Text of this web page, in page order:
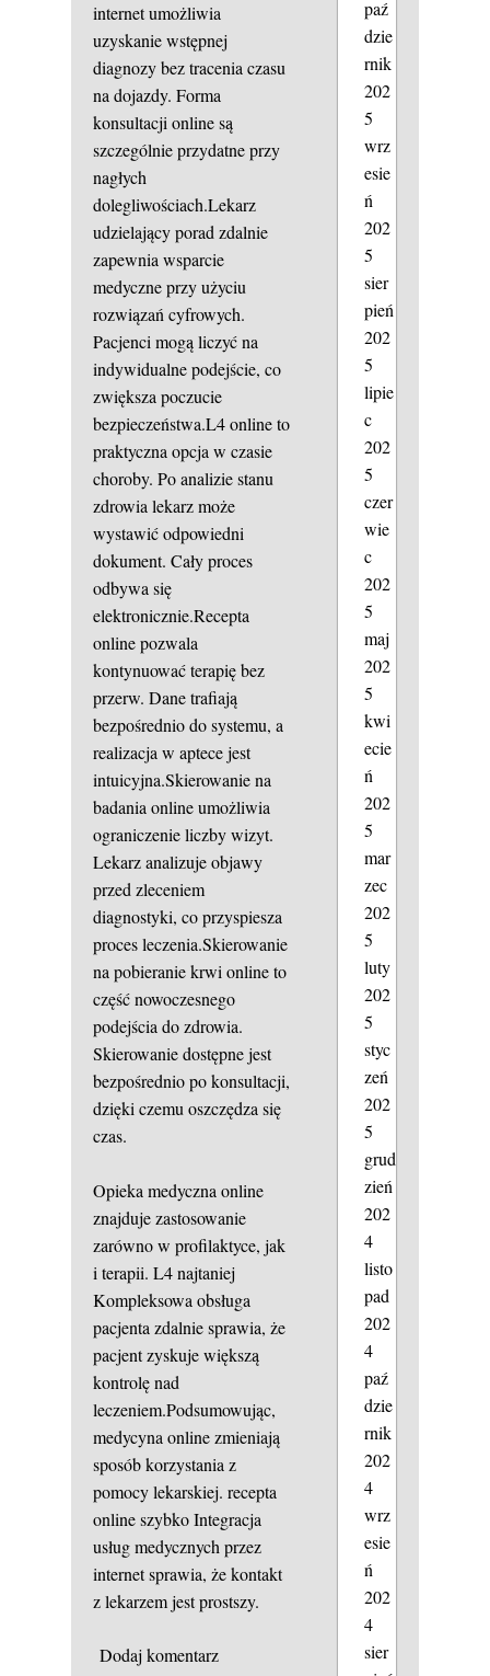
internet umożliwia
uzyskanie wstępnej
diagnozy bez tracenia czasu
na dojazdy. Forma
konsultacji online są
szczególnie przydatne przy
nagłych
dolegliwościach.Lekarz
udzielający porad zdalnie
zapewnia wsparcie
medyczne przy użyciu
rozwiązań cyfrowych.
Pacjenci mogą liczyć na
indywidualne podejście, co
zwiększa poczucie
bezpieczeństwa.L4 online to
praktyczna opcja w czasie
choroby. Po analizie stanu
zdrowia lekarz może
wystawić odpowiedni
dokument. Cały proces
odbywa się
elektronicznie.Recepta
online pozwala
kontynuować terapię bez
przerw. Dane trafiają
bezpośrednio do systemu, a
realizacja w aptece jest
intuicyjna.Skierowanie na
badania online umożliwia
ograniczenie liczby wizyt.
Lekarz analizuje objawy
przed zleceniem
diagnostyki, co przyspiesza
proces leczenia.Skierowanie
na pobieranie krwi online to
część nowoczesnego
podejścia do zdrowia.
Skierowanie dostępne jest
bezpośrednio po konsultacji,
dzięki czemu oszczędza się
czas.
Opieka medyczna online
znajduje zastosowanie
zarówno w profilaktyce, jak
i terapii. L4 najtaniej
Kompleksowa obsługa
pacjenta zdalnie sprawia, że
pacjent zyskuje większą
kontrolę nad
leczeniem.Podsumowując,
medycyna online zmieniają
sposób korzystania z
pomocy lekarskiej. recepta
online szybkoIntegracja
usług medycznych przez
internet sprawia, że kontakt
z lekarzem jest prostszy.
Dodaj komentarz
paź
dzie
rnik
202
5
wrz
esie
ń
202
5
sier
pień
202
5
lipie
c
202
5
czer
wie
c
202
5
maj
202
5
kwi
ecie
ń
202
5
mar
zec
202
5
luty
202
5
styc
zeń
202
5
grud
zień
202
4
listo
pad
202
4
paź
dzie
rnik
202
4
wrz
esie
ń
202
4
sier